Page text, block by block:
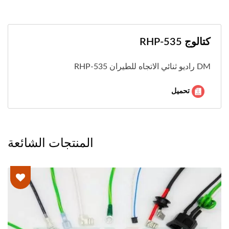
كتالوج RHP-535
DM راديو ثنائي الاتجاه للطيران RHP-535
تحميل
المنتجات الشائعة